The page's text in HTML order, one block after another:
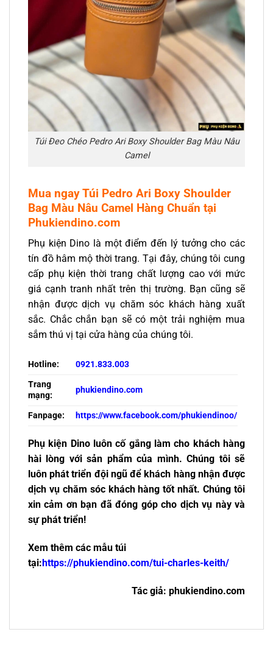
Túi Đeo Chéo Pedro Ari Boxy Shoulder Bag Màu Nâu
Camel
Mua ngay Túi Pedro Ari Boxy Shoulder
Bag Màu Nâu Camel Hàng Chuẩn tại
Phukiendino.com
Phụ kiện Dino là một điểm đến lý tưởng cho các
tín đồ hâm mộ thời trang. Tại đây, chúng tôi cung
cấp phụ kiện thời trang chất lượng cao với mức
giá cạnh tranh nhất trên thị trường. Bạn cũng sẽ
nhận được dịch vụ chăm sóc khách hàng xuất
sắc. Chắc chắn bạn sẽ có một trải nghiệm mua
sắm thú vị tại cửa hàng của chúng tôi.
Hotline:
0921.833.003
Trang
mạng:
phukiendino.com
Fanpage: https://www.facebook.com/phukiendinoo/
Phụ kiện Dino luôn cố gắng làm cho khách hàng
hài lòng với sản phẩm của mình. Chúng tôi sẽ
luôn phát triển đội ngũ để khách hàng nhận được
dịch vụ chăm sóc khách hàng tốt nhất. Chúng tôi
xin cảm ơn bạn đã đóng góp cho dịch vụ này và
sự phát triển!
Xem thêm các mẫu túi
tại:https://phukiendino.com/tui-charles-keith/
Tác giả: phukiendino.com